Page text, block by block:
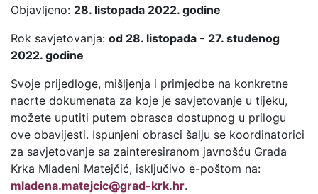
Objavljeno: 28. listopada 2022. godine
Rok savjetovanja: od 28. listopada - 27. studenog
2022. godine
Svoje prijedloge, mišljenja i primjedbe na konkretne
nacrte dokumenata za koje je savjetovanje u tijeku,
možete uputiti putem obrasca dostupnog u prilogu
ove obavijesti. Ispunjeni obrasci šalju se koordinatorici
za savjetovanje sa zainteresiranom javnošću Grada
Krka Mladeni Matejčić, isključivo e-poštom na:
mladena.matejcic@grad-krk.hr.